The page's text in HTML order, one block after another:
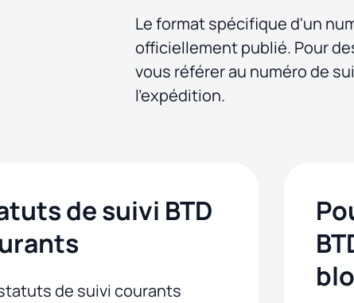
Le format spécifique d'un
officiellement publié. Pour
vous référer au numéro de
l'expédition.
de suivi BTD
de suivi courants